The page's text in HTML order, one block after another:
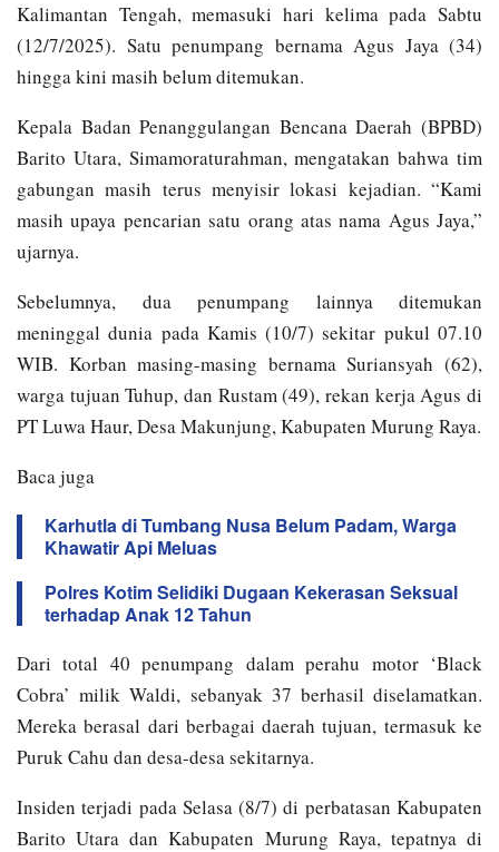
Kalimantan Tengah, memasuki hari kelima pada Sabtu
(12/7/2025). Satu penumpang bernama Agus Jaya (34)
hingga kini masih belum ditemukan.
Kepala Badan Penanggulangan Bencana Daerah (BPBD)
Barito Utara, Simamoraturahman, mengatakan bahwa tim
gabungan masih terus menyisir lokasi kejadian. “Kami
masih upaya pencarian satu orang atas nama Agus Jaya,”
ujarnya.
Sebelumnya, dua penumpang lainnya ditemukan
meninggal dunia pada Kamis (10/7) sekitar pukul 07.10
WIB. Korban masing-masing bernama Suriansyah (62),
warga tujuan Tuhup, dan Rustam (49), rekan kerja Agus di
PT Luwa Haur, Desa Makunjung, Kabupaten Murung Raya.
Baca juga
Karhutla di Tumbang Nusa Belum Padam, Warga
Khawatir Api Meluas
Polres Kotim Selidiki Dugaan Kekerasan Seksual
terhadap Anak 12 Tahun
Dari total 40 penumpang dalam perahu motor ‘Black
Cobra’ milik Waldi, sebanyak 37 berhasil diselamatkan.
Mereka berasal dari berbagai daerah tujuan, termasuk ke
Puruk Cahu dan desa-desa sekitarnya.
Insiden terjadi pada Selasa (8/7) di perbatasan Kabupaten
Barito Utara dan Kabupaten Murung Raya, tepatnya di